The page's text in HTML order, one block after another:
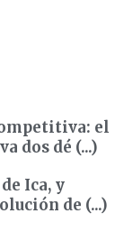
el
dos dé (...)
Ica, y
de (...)